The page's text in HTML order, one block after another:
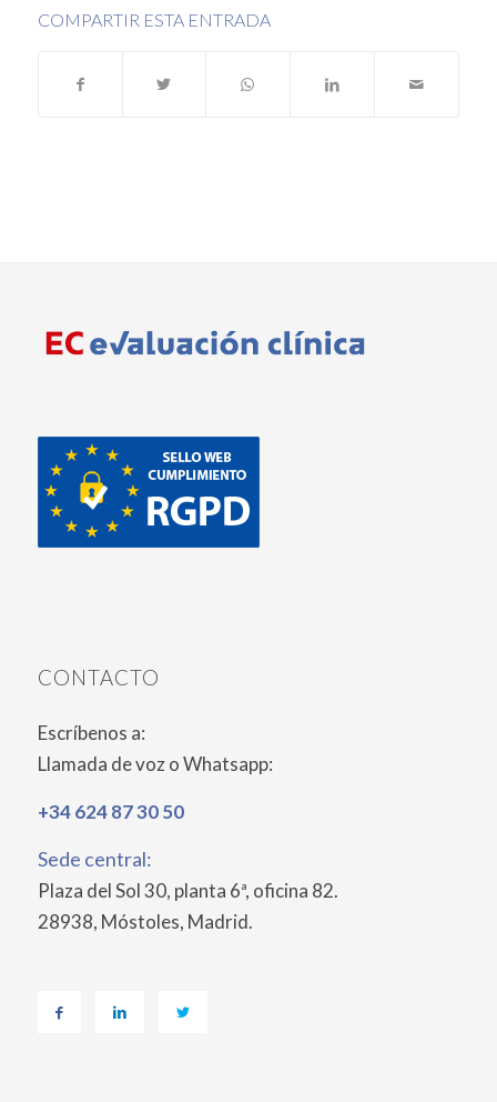
COMPARTIR ESTA ENTRADA
CONTACTO
Escríbenos a:
Llamada de voz o Whatsapp:
+34 624 87 30 50
Sede central:
Plaza del Sol 30, planta 6ª, oficina 82.
28938, Móstoles, Madrid.